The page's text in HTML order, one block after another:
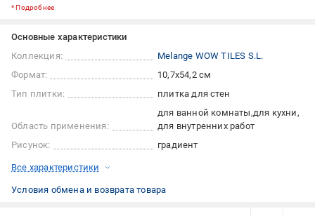
*Подробнее
Основные характеристики
Коллекция:
Melange WOW TILES S.L.
Формат:
10,7x54,2 см
Тип плитки:
плитка для стен
Область применения:
для ванной комнаты для кухни
для внутренних работ
Рисунок:
градиент
Все характеристики
Условия обмена и возврата товара